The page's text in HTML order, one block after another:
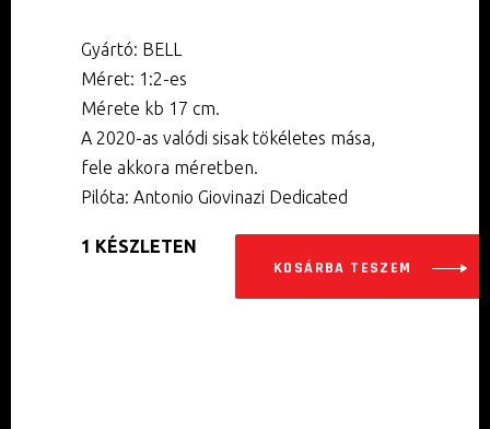
Gyártó: BELL
Méret: 1:2-es
Mérete kb 17 cm.
A 2020-as valódi sisak tökéletes mása,
fele akkora méretben.
Pilóta: Antonio Giovinazi Dedicated
1 KÉSZLETEN
KOSÁRBA TESZEM